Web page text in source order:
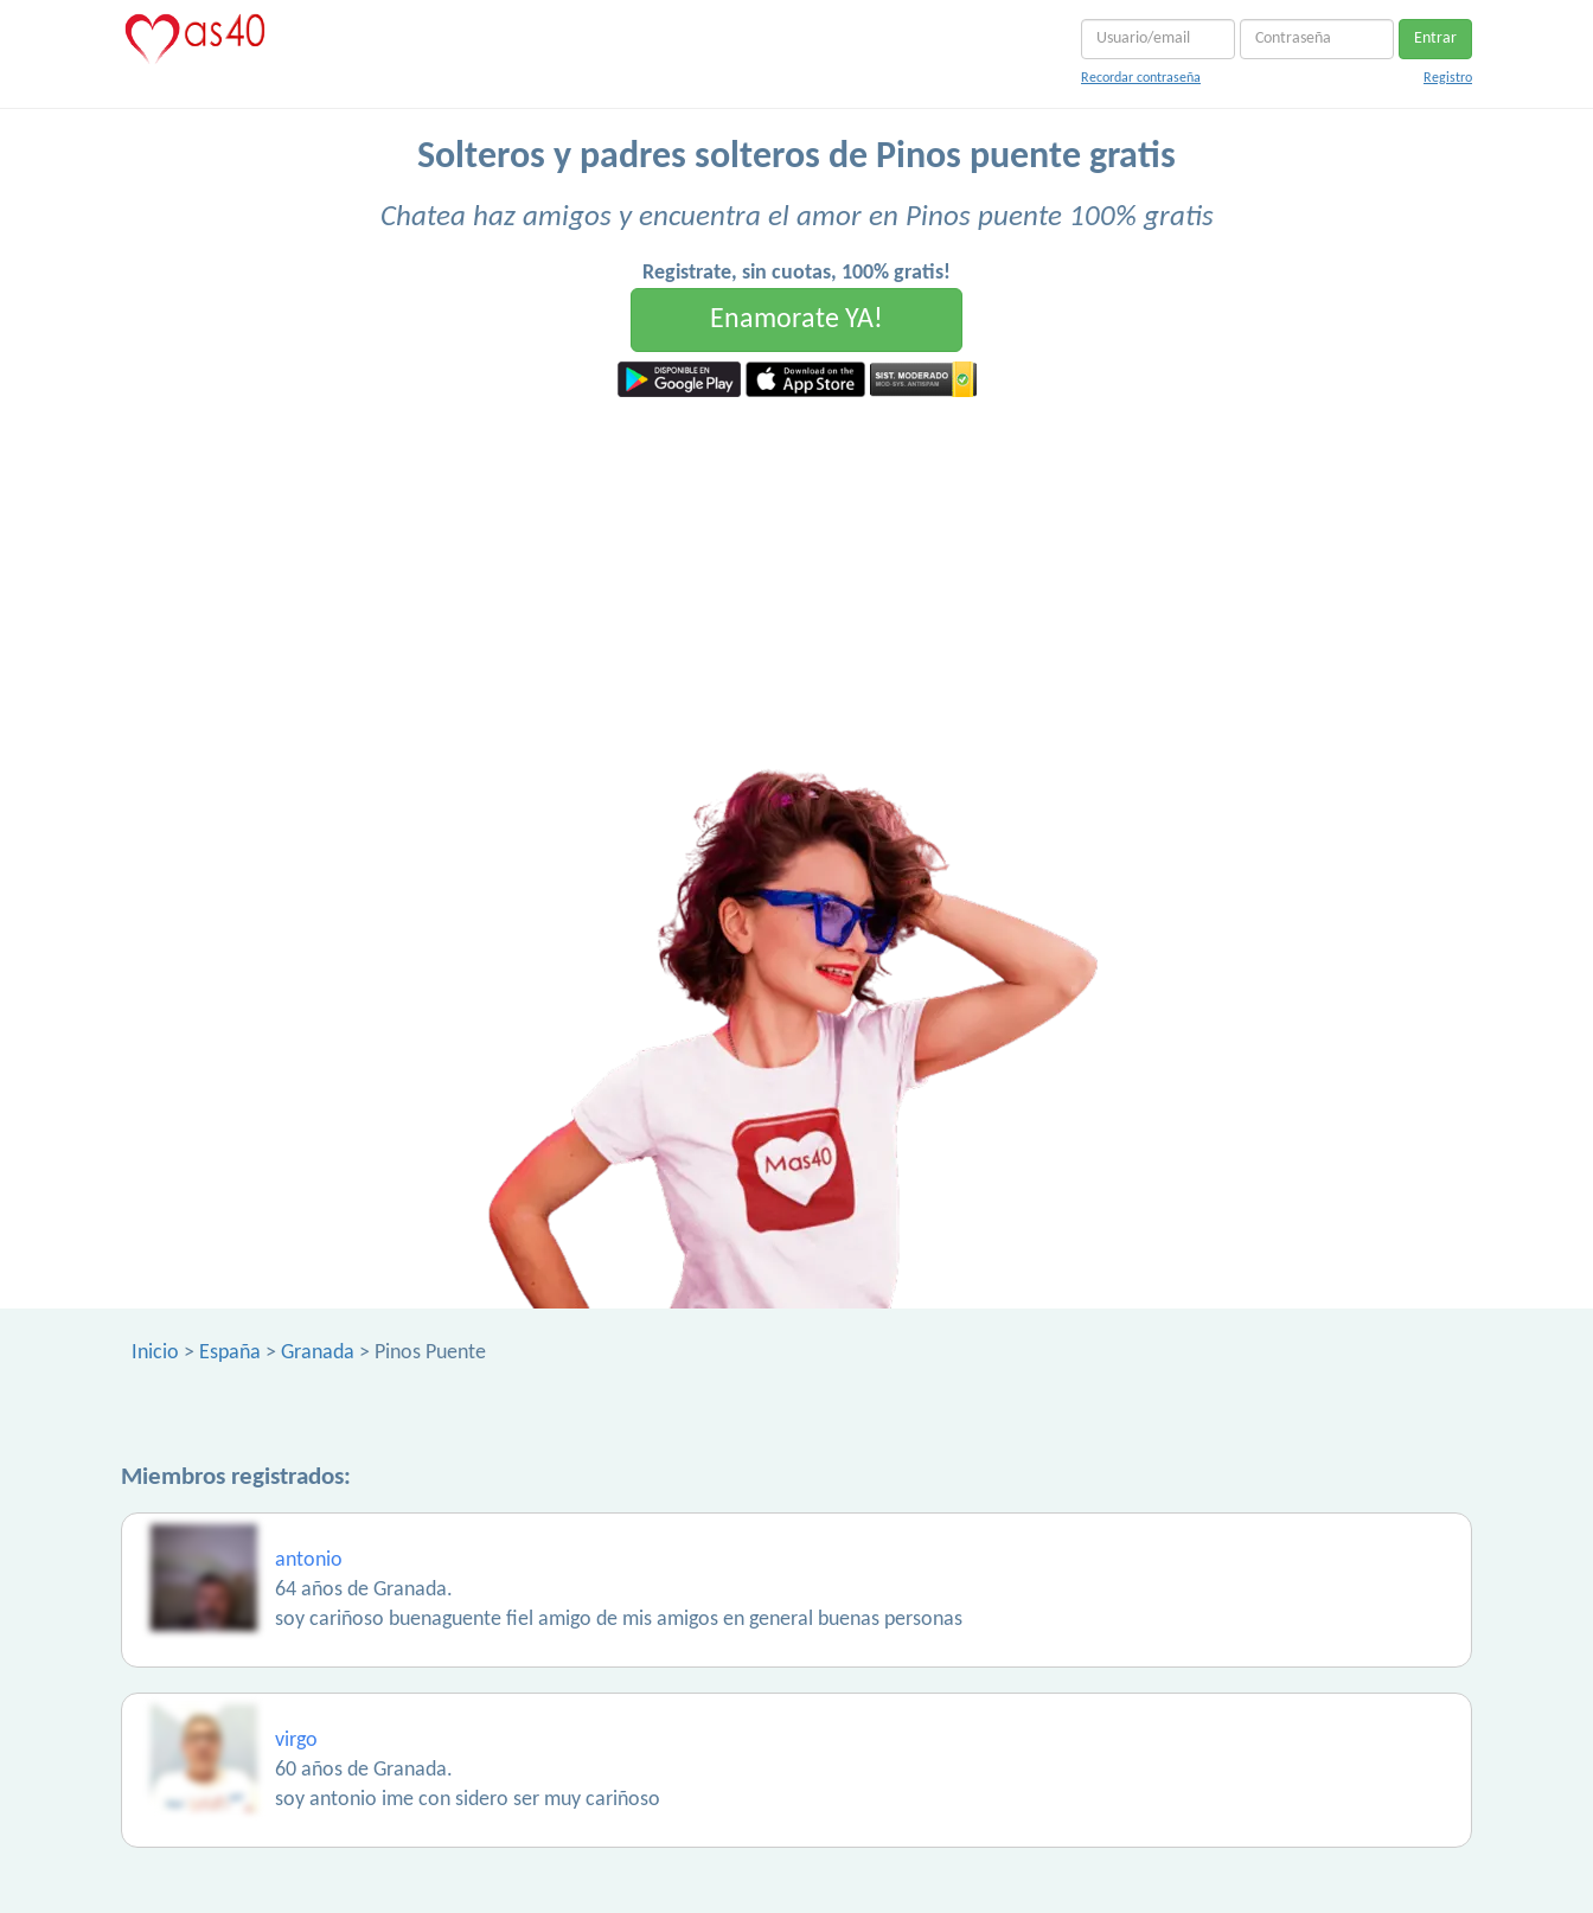
Entrar
Recordar contraseña Registro
Solteros y padres solteros de Pinos puente gratis
Chatea haz amigos y encuentra el amor en Pinos puente 100% gratis
Registrate, sin cuotas, 100% gratis!
Enamorate YA!
Inicio > España > Granada > Pinos Puente
Miembros registrados:
antonio
64 años de Granada.
soy cariñoso buenaguente fiel amigo de mis amigos en general buenas personas
virgo
60 años de Granada.
soy antonio ime con sidero ser muy cariñoso